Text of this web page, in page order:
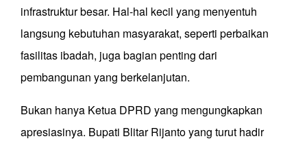
infrastruktur besar. Hal-hal kecil yang menyentuh
langsung kebutuhan masyarakat, seperti perbaikan
fasilitas ibadah, juga bagian penting dari
pembangunan yang berkelanjutan.
Bukan hanya Ketua DPRD yang mengungkapkan
apresiasinya. Bupati Blitar Rijanto yang turut hadir